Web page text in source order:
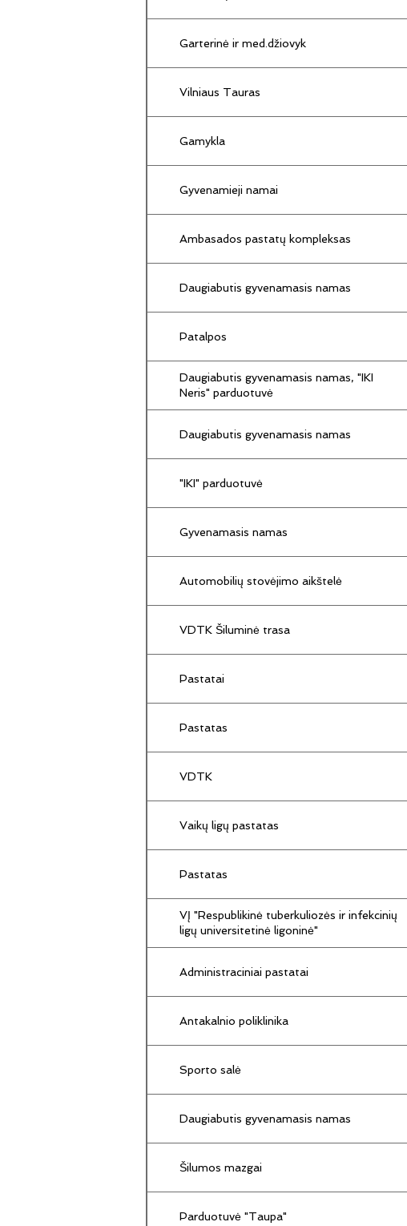
Garterinė ir med.džiovyk
Vilniaus Tauras
Gamykla
Gyvenamieji namai
Ambasados pastatų kompleksas
Daugiabutis gyvenamasis namas
Patalpos
Daugiabutis gyvenamasis namas, "IKI
Neris" parduotuvė
Daugiabutis gyvenamasis namas
"IKI" parduotuvė
Gyvenamasis namas
Automobilių stovėjimo aikštelė
VDTK Šiluminė trasa
Pastatai
Pastatas
VDTK
Vaikų ligų pastatas
Pastatas
VĮ "Respublikinė tuberkuliozės ir infekcinių
ligų universitetinė ligoninė"
Administraciniai pastatai
Antakalnio poliklinika
Sporto salė
Daugiabutis gyvenamasis namas
Šilumos mazgai
Parduotuvė "Taupa"